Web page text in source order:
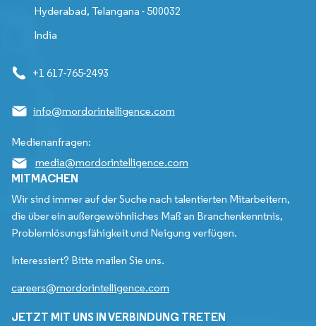
Hyderabad, Telangana - 500032
India
+1 617-765-2493
info@mordorintelligence.com
Medienanfragen:
media@mordorintelligence.com
MITMACHEN
Wir sind immer auf der Suche nach talentierten Mitarbeitern,
die über ein außergewöhnliches Maß an Branchenkenntnis,
Problemlösungsfähigkeit und Neigung verfügen.
Interessiert? Bitte mailen Sie uns.
careers@mordorintelligence.com
JETZT MIT UNS IN VERBINDUNG TRETEN